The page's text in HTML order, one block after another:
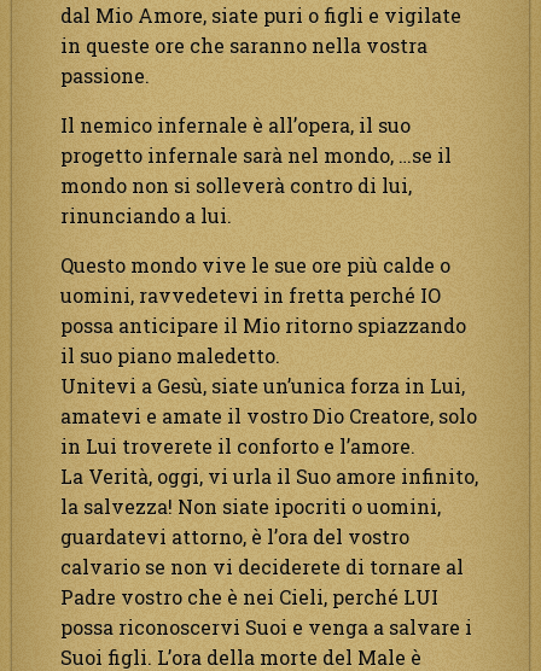
dal Mio Amore, siate puri o figli e vigilate
in queste ore che saranno nella vostra
passione.
Il nemico infernale è all’opera, il suo
progetto infernale sarà nel mondo, …se il
mondo non si solleverà contro di lui,
rinunciando a lui.
Questo mondo vive le sue ore più calde o
uomini, ravvedetevi in fretta perché IO
possa anticipare il Mio ritorno spiazzando
il suo piano maledetto.
Unitevi a Gesù, siate un’unica forza in Lui,
amatevi e amate il vostro Dio Creatore, solo
in Lui troverete il conforto e l’amore.
La Verità, oggi, vi urla il Suo amore infinito,
la salvezza! Non siate ipocriti o uomini,
guardatevi attorno, è l’ora del vostro
calvario se non vi deciderete di tornare al
Padre vostro che è nei Cieli, perché LUI
possa riconoscervi Suoi e venga a salvare i
Suoi figli. L’ora della morte del Male è